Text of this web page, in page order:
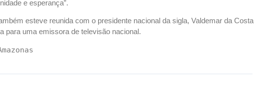
e esperança”.
esteve reunida com o presidente nacional da sigla, Valdemar da Costa
para uma emissora de televisão nacional.